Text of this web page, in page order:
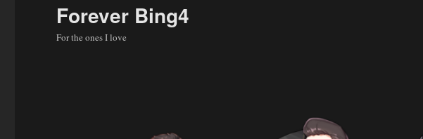
Forever Bing4
For the ones I love